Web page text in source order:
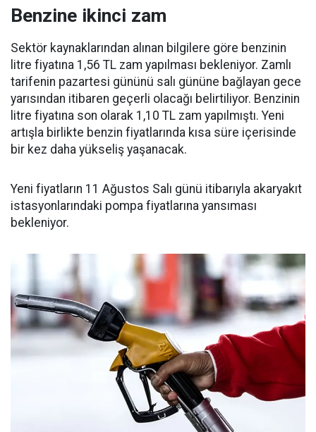
Benzine ikinci zam
Sektör kaynaklarından alınan bilgilere göre benzinin
litre fiyatına 1,56 TL zam yapılması bekleniyor. Zamlı
tarifenin pazartesi gününü salı gününe bağlayan gece
yarısından itibaren geçerli olacağı belirtiliyor. Benzinin
litre fiyatına son olarak 1,10 TL zam yapılmıştı. Yeni
artışla birlikte benzin fiyatlarında kısa süre içerisinde
bir kez daha yükseliş yaşanacak.
Yeni fiyatların 11 Ağustos Salı günü itibarıyla akaryakıt
istasyonlarındaki pompa fiyatlarına yansıması
bekleniyor.